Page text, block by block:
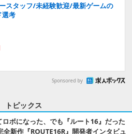
スタッフ/未経験歓迎/最新ゲームの
選考
Sponsored by
トピックス
ボになった、でも『ルート16』だった
新作『ROUTE16R』開発者インタビュ